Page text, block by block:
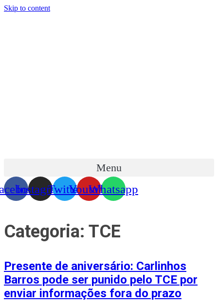
Skip to content
Menu
InstagramTwitterYoutubeWhatsapp
Categoria: TCE
Presente de aniversário: Carlinhos
Barros pode ser punido pelo TCE por
enviar informações fora do prazo